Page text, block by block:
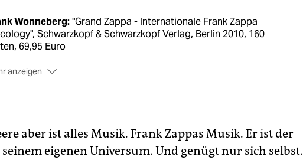
Wonneberg:"Grand Zappa - Internationale Frank Zappa
Schwarzkopf & Schwarzkopf Verlag, Berlin 2010, 160
69,95 Euro
anzeigen
aber ist alles Musik. Frank Zappas Musik. Er ist der
eigenen Universum. Und genügt nur sich selbst.